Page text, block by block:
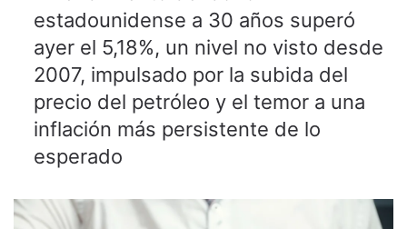
estadounidense a 30 años superó
ayer el 5,18%, un nivel no visto desde
2007, impulsado por la subida del
precio del petróleo y el temor a una
inflación más persistente de lo
esperado